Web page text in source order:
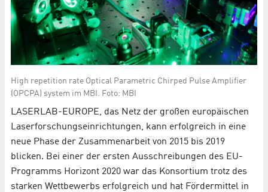
High repetition rate Optical Parametric Chirped Pulse Amplifier
(OPCPA) system im MBI. Foto: MBI
LASERLAB-EUROPE, das Netz der großen europäischen
Laserforschungseinrichtungen, kann erfolgreich in eine
neue Phase der Zusammenarbeit von 2015 bis 2019
blicken. Bei einer der ersten Ausschreibungen des EU-
Programms Horizont 2020 war das Konsortium trotz des
starken Wettbewerbs erfolgreich und hat Fördermittel in